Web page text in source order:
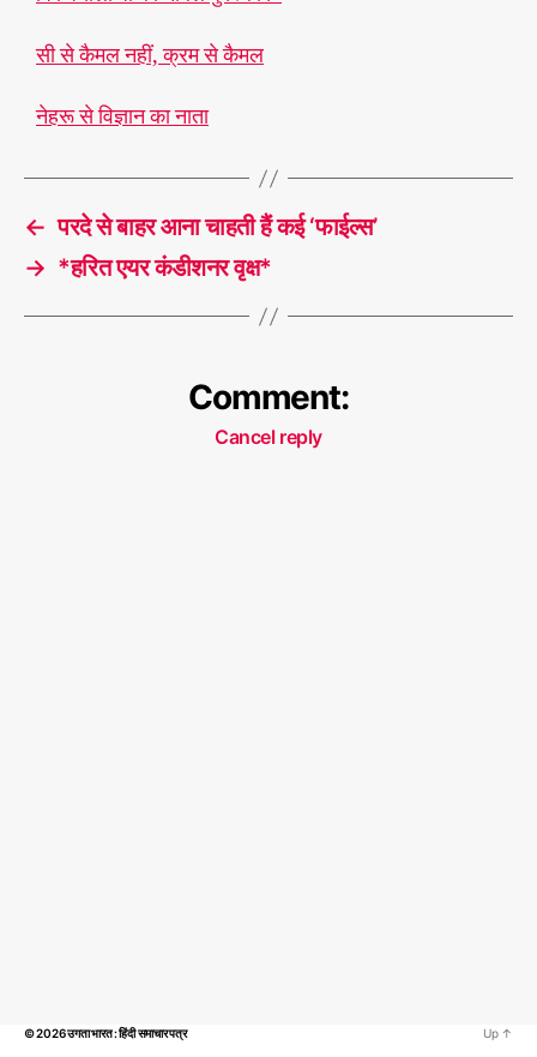
सी से कैमल नहीं, क्रम से कैमल
नेहरू से विज्ञान का नाता
← परदे से बाहर आना चाहती हैं कई ‘फाईल्स’
→ *हरित एयर कंडीशनर वृक्ष*
Comment:
Cancel reply
© 2026उगता भारत : हिंदी समाचार पत्र Up ↑